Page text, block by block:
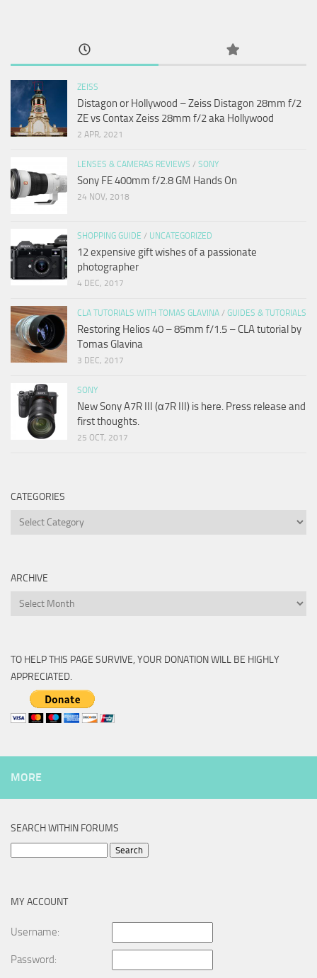
ZEISS
Distagon or Hollywood – Zeiss Distagon 28mm f/2
ZE vs Contax Zeiss 28mm f/2 aka Hollywood
2 APR, 2021
LENSES & CAMERAS REVIEWS / SONY
Sony FE 400mm f/2.8 GM Hands On
24 NOV, 2018
SHOPPING GUIDE / UNCATEGORIZED
12 expensive gift wishes of a passionate
photographer
4 DEC, 2017
CLA TUTORIALS WITH TOMAS GLAVINA / GUIDES & TUTORIALS
Restoring Helios 40 – 85mm f/1.5 – CLA tutorial by
Tomas Glavina
3 DEC, 2017
SONY
New Sony A7R III (α7R III) is here. Press release and
first thoughts.
25 OCT, 2017
CATEGORIES
Categories
ARCHIVE
Archive
TO HELP THIS PAGE SURVIVE, YOUR DONATION WILL BE HIGHLY
APPRECIATED.
MORE
SEARCH WITHIN FORUMS
MY ACCOUNT
Username:
Password: